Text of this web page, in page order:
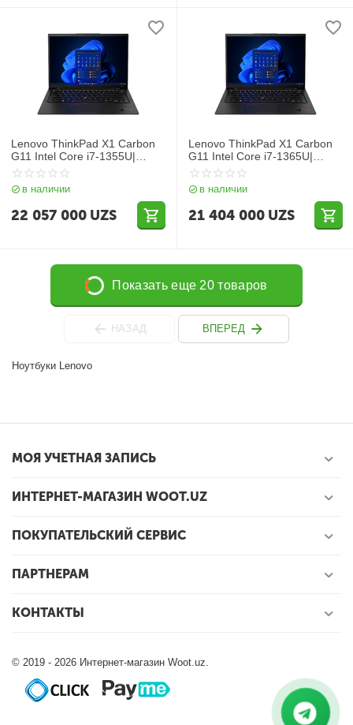
Ноутбуки Lenovo
Lenovo ThinkPad X1 Carbon
G11 Intel Core i7-1355U|
DDR5 32GB| SSD 1TB SSD|
14″ WUXGA IPS| Intel Iris Xe
Graphics| Backlit| NoOS| RU|
в наличии
22 057 000 UZS
Lenovo ThinkPad X1 Carbon
G11 Intel Core i7-1365U|
DDR5 16GB| SSD 512GB| 14
WUXGA IPS| Intel Iris Xe
Graphic| Win10| RU| Black
в наличии
21 404 000 UZS
Показать еще 20 товаров
НАЗАД ВПЕРЕД
МОЯ УЧЕТНАЯ ЗАПИСЬ
ИНТЕРНЕТ-МАГАЗИН WOOT.UZ
ПОКУПАТЕЛЬСКИЙ СЕРВИС
ПАРТНЕРАМ
КОНТАКТЫ
© 2019 - 2026 Интернет-магазин Woot.uz.